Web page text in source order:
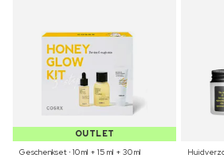
OUTLET
Geschenkset ⋅ 10 ml + 15 ml + 30 ml